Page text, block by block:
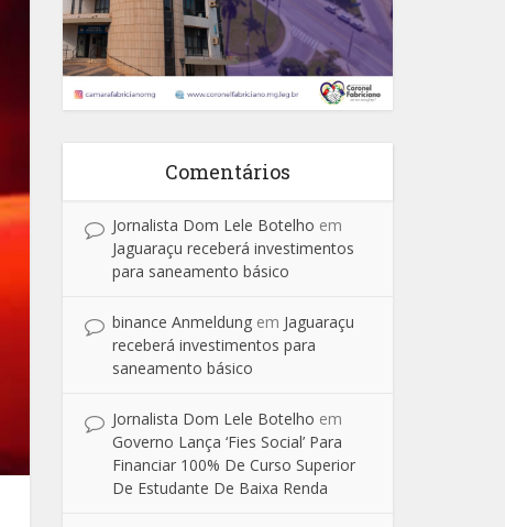
Comentários
Jornalista Dom Lele Botelho em
Jaguaraçu receberá investimentos
para saneamento básico
binance Anmeldung em Jaguaraçu
receberá investimentos para
saneamento básico
Jornalista Dom Lele Botelho em
Governo Lança ‘Fies Social’ Para
Financiar 100% De Curso Superior
De Estudante De Baixa Renda